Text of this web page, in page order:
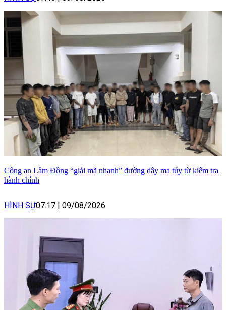
Công an Lâm Đồng “giải mã nhanh” đường dây ma túy từ kiểm tra
hành chính
HÌNH SỰ07:17 | 09/08/2026